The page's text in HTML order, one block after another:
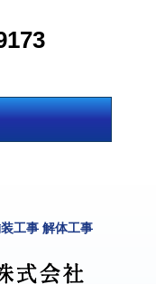
工事 解体工事